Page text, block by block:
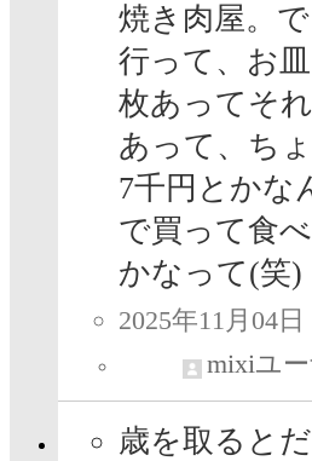
焼き肉屋。
行って、お
枚あってそ
あって、ち
7千円とかな
で買って食
かなって(笑)
2025年11月04日
mixiユ
歳を取ると